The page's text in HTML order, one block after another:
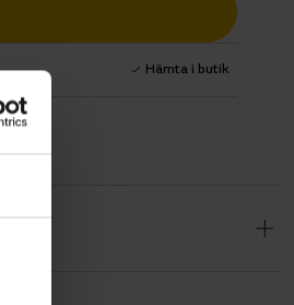
Hämta i butik